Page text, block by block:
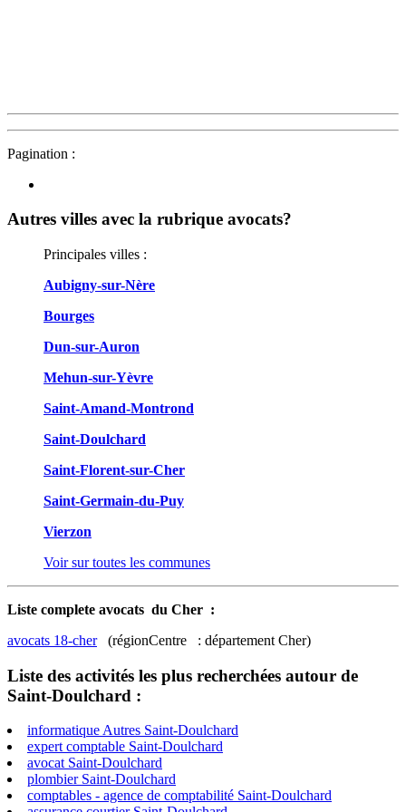
Pagination :
Autres villes avec la rubrique avocats?
Principales villes :
Aubigny-sur-Nère
Bourges
Dun-sur-Auron
Mehun-sur-Yèvre
Saint-Amand-Montrond
Saint-Doulchard
Saint-Florent-sur-Cher
Saint-Germain-du-Puy
Vierzon
Voir sur toutes les communes
Liste complete avocats du Cher :
avocats 18-cher(régionCentre : département Cher)
Liste des activités les plus recherchées autour de
Saint-Doulchard :
informatique Autres Saint-Doulchard
expert comptable Saint-Doulchard
avocat Saint-Doulchard
plombier Saint-Doulchard
comptables - agence de comptabilité Saint-Doulchard